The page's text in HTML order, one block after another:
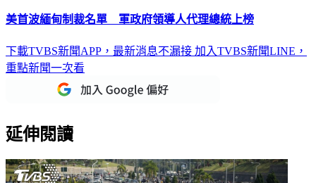
美首波緬甸制裁名單 軍政府領導人代理總統上榜
下載TVBS新聞APP，最新消息不漏接 加入TVBS新聞LINE，
重點新聞一次看
延伸閱讀